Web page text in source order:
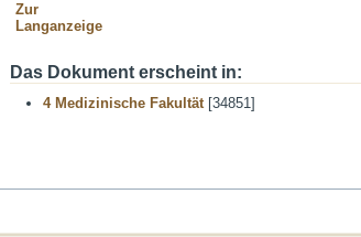
Zur
Langanzeige
Das Dokument erscheint in:
4 Medizinische Fakultät[34851]